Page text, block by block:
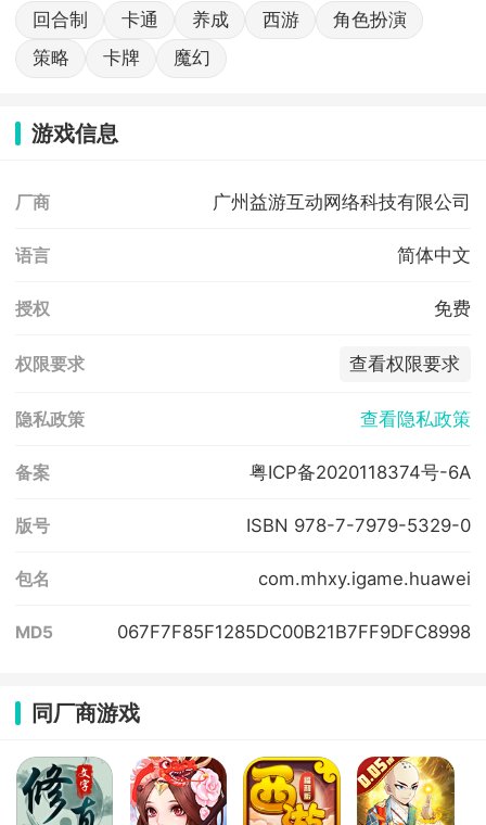
回合制 卡通 养成 西游
角色扮演
策略
卡牌 魔幻
游戏信息
厂商 广州益游互动网络科技有限公司
语言 简体中文
授权 免费
权限要求 查看权限要求
隐私政策 查看隐私政策
备案 粤ICP备2020118374号-6A
版号 ISBN 978-7-7979-5329-0
包名 com.mhxy.igame.huawei
MD5 067F7F85F1285DC00B21B7FF9DFC8998
同厂商游戏